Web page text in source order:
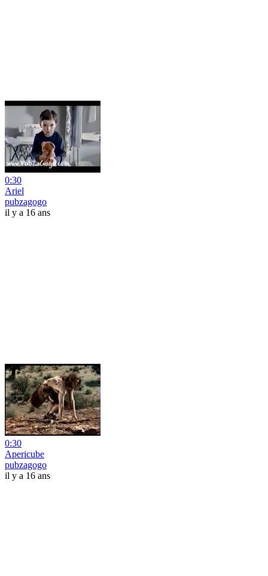
0:30
Ariel
pubzagogo
il y a 16 ans
0:30
Apericube
pubzagogo
il y a 16 ans